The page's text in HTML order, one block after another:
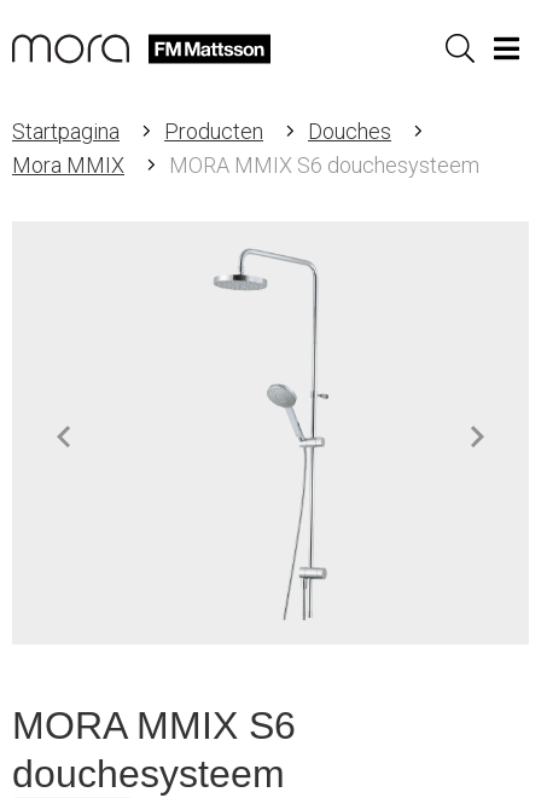
Sök
Startpagina Producten
Douches
Mora MMIX
MORA MMIX S6 douchesysteem
MORA MMIX S6
douchesysteem